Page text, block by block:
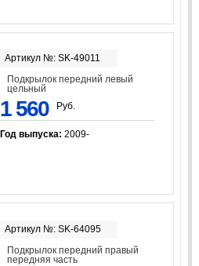
Артикул №: SK-49011
Подкрылок передний левый
цельный
1 560 Руб.
Год выпуска: 2009-
Артикул №: SK-64095
Подкрылок передний правый
передняя часть